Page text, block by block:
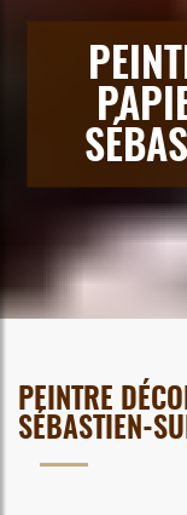
PEINTRE
SÉBASTIEN-